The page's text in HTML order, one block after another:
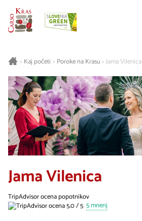
> Kaj početi > Poroke na Krasu >Jama Vilenica
Jama Vilenica
TripAdvisor ocena popotnikov
5 mnenj